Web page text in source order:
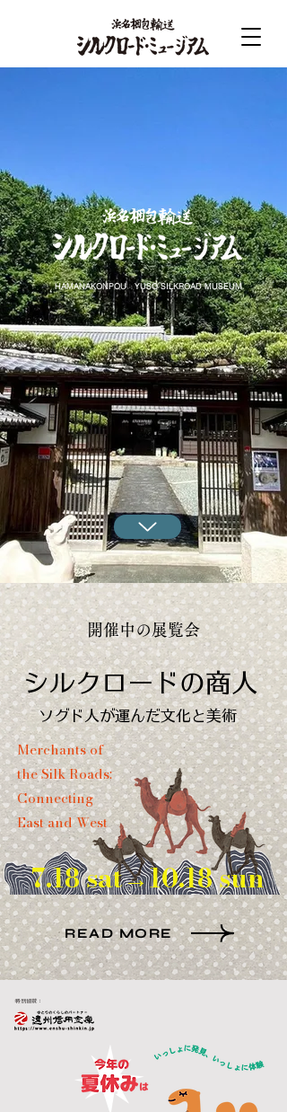
HAMANAKONPOU YUSO SILKROAD MUSEUM
開催中の展覧会
シルクロードの商人
ソグド人が運んだ文化と美術
Merchants of
the Silk Roads:
Connecting
East and West
7.18 sat→10.18 sun
READ MORE
​特別協賛：